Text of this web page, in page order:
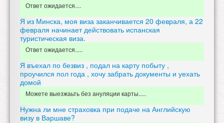
Ответ ожидается....
Я из Минска, моя виза заканчивается 20 февраля, а 22
февраля начинает действовать испанская
туристическая виза.
Ответ ожидается.....
Я въехал по безвиз , подал на карту побыту ,
проучился пол года , хочу забрать документы и уехать
домой
Можете выезжаьть без ануляции карты.....
Нужна ли мне страховка при подаче на Английскую
визу в Варшаве?